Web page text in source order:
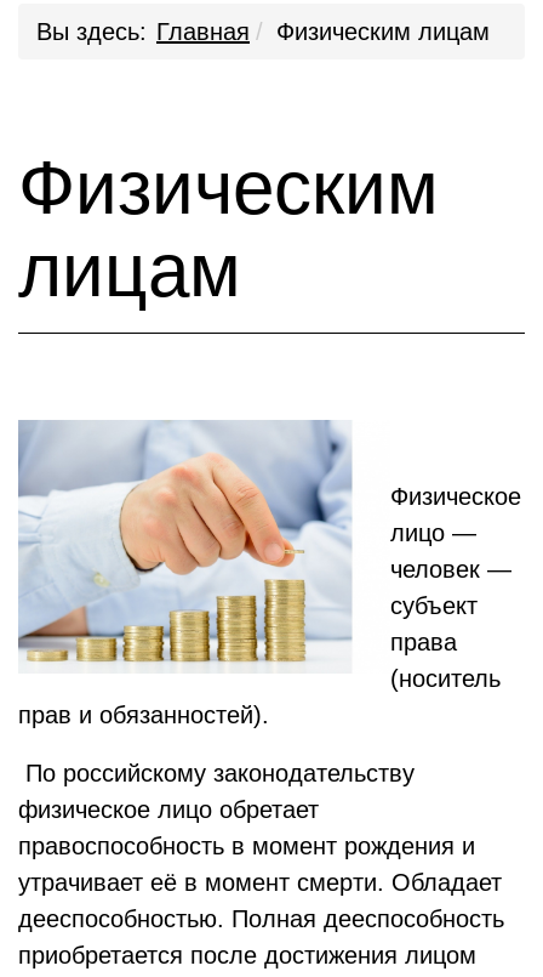
Вы здесь: Главная Физическим лицам
Физическим
лицам
Физическое
лицо —
человек —
субъект
права
(носитель
прав и обязанностей).
По российскому законодательству
физическое лицо обретает
правоспособность в момент рождения и
утрачивает её в момент смерти. Обладает
дееспособностью. Полная дееспособность
приобретается после достижения лицом